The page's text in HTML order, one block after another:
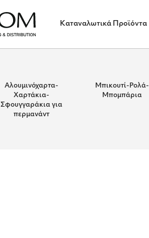
Καταναλωτικά Προϊόντα
Αλουμινόχαρτα-
Χαρτάκια-
Σφουγγαράκια για
περμανάντ
Μπικουτί-Ρολά-
Μπομπάρια